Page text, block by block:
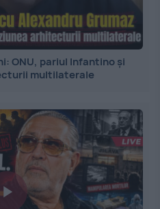
ONU, pariul Infantino și
multilaterale